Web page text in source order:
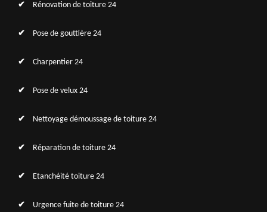
Rénovation de toiture 24
Pose de gouttière 24
Charpentier 24
Pose de velux 24
Nettoyage démoussage de toiture 24
Réparation de toiture 24
Etanchéité toiture 24
Urgence fuite de toiture 24